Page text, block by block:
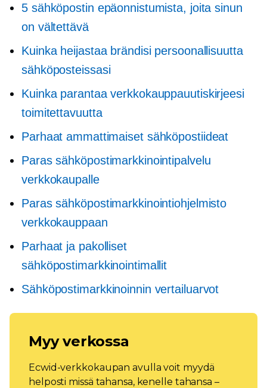
5 sähköpostin epäonnistumista, joita sinun
on vältettävä
Kuinka heijastaa brändisi persoonallisuutta
sähköposteissasi
Kuinka parantaa verkkokauppauutiskirjeesi
toimitettavuutta
Parhaat ammattimaiset sähköpostiideat
Paras sähköpostimarkkinointipalvelu
verkkokaupalle
Paras sähköpostimarkkinointiohjelmisto
verkkokauppaan
Parhaat ja pakolliset
sähköpostimarkkinointimallit
Sähköpostimarkkinoinnin vertailuarvot
Myy verkossa
Ecwid-verkkokaupan avulla voit myydä
helposti missä tahansa, kenelle tahansa –